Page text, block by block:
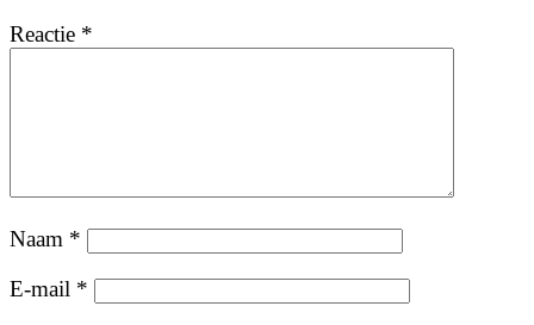
Reactie *
Naam *
E-mail *